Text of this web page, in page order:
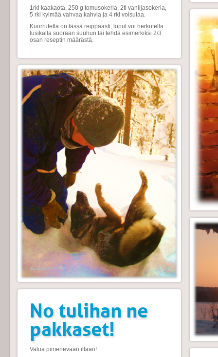
1rkl kaakaota, 250 g tomusokeria, 2tl vaniljasokeria,
5 rkl kylmää vahvaa kahvia ja 4 rkl voisulaa.
Kuorrutetta on tässä reippaasti, loput voi herkutella
lusikalla suoraan suuhun tai tehdä esimerkiksi 2/3
osan reseptin määrästä.
No tulihan ne
pakkaset!
Valoa pimenevään iltaan!